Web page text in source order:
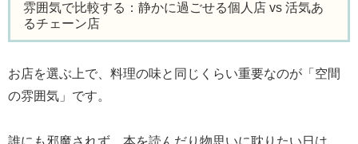
雰囲気で比較する：静かに過ごせる個人店 vs 活気あ
るチェーン店
お店を選ぶ上で、料理の味と同じくらい重要なのが「空間
の雰囲気」です。
誰にも邪魔されず、本を読んだり物思いに耽りたい日は、